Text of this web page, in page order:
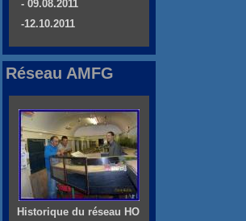
- 09.08.2011
-12.10.2011
Réseau AMFG
Historique du réseau HO